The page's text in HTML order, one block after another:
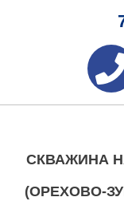
СКВАЖИНА
(ОРЕХОВО-